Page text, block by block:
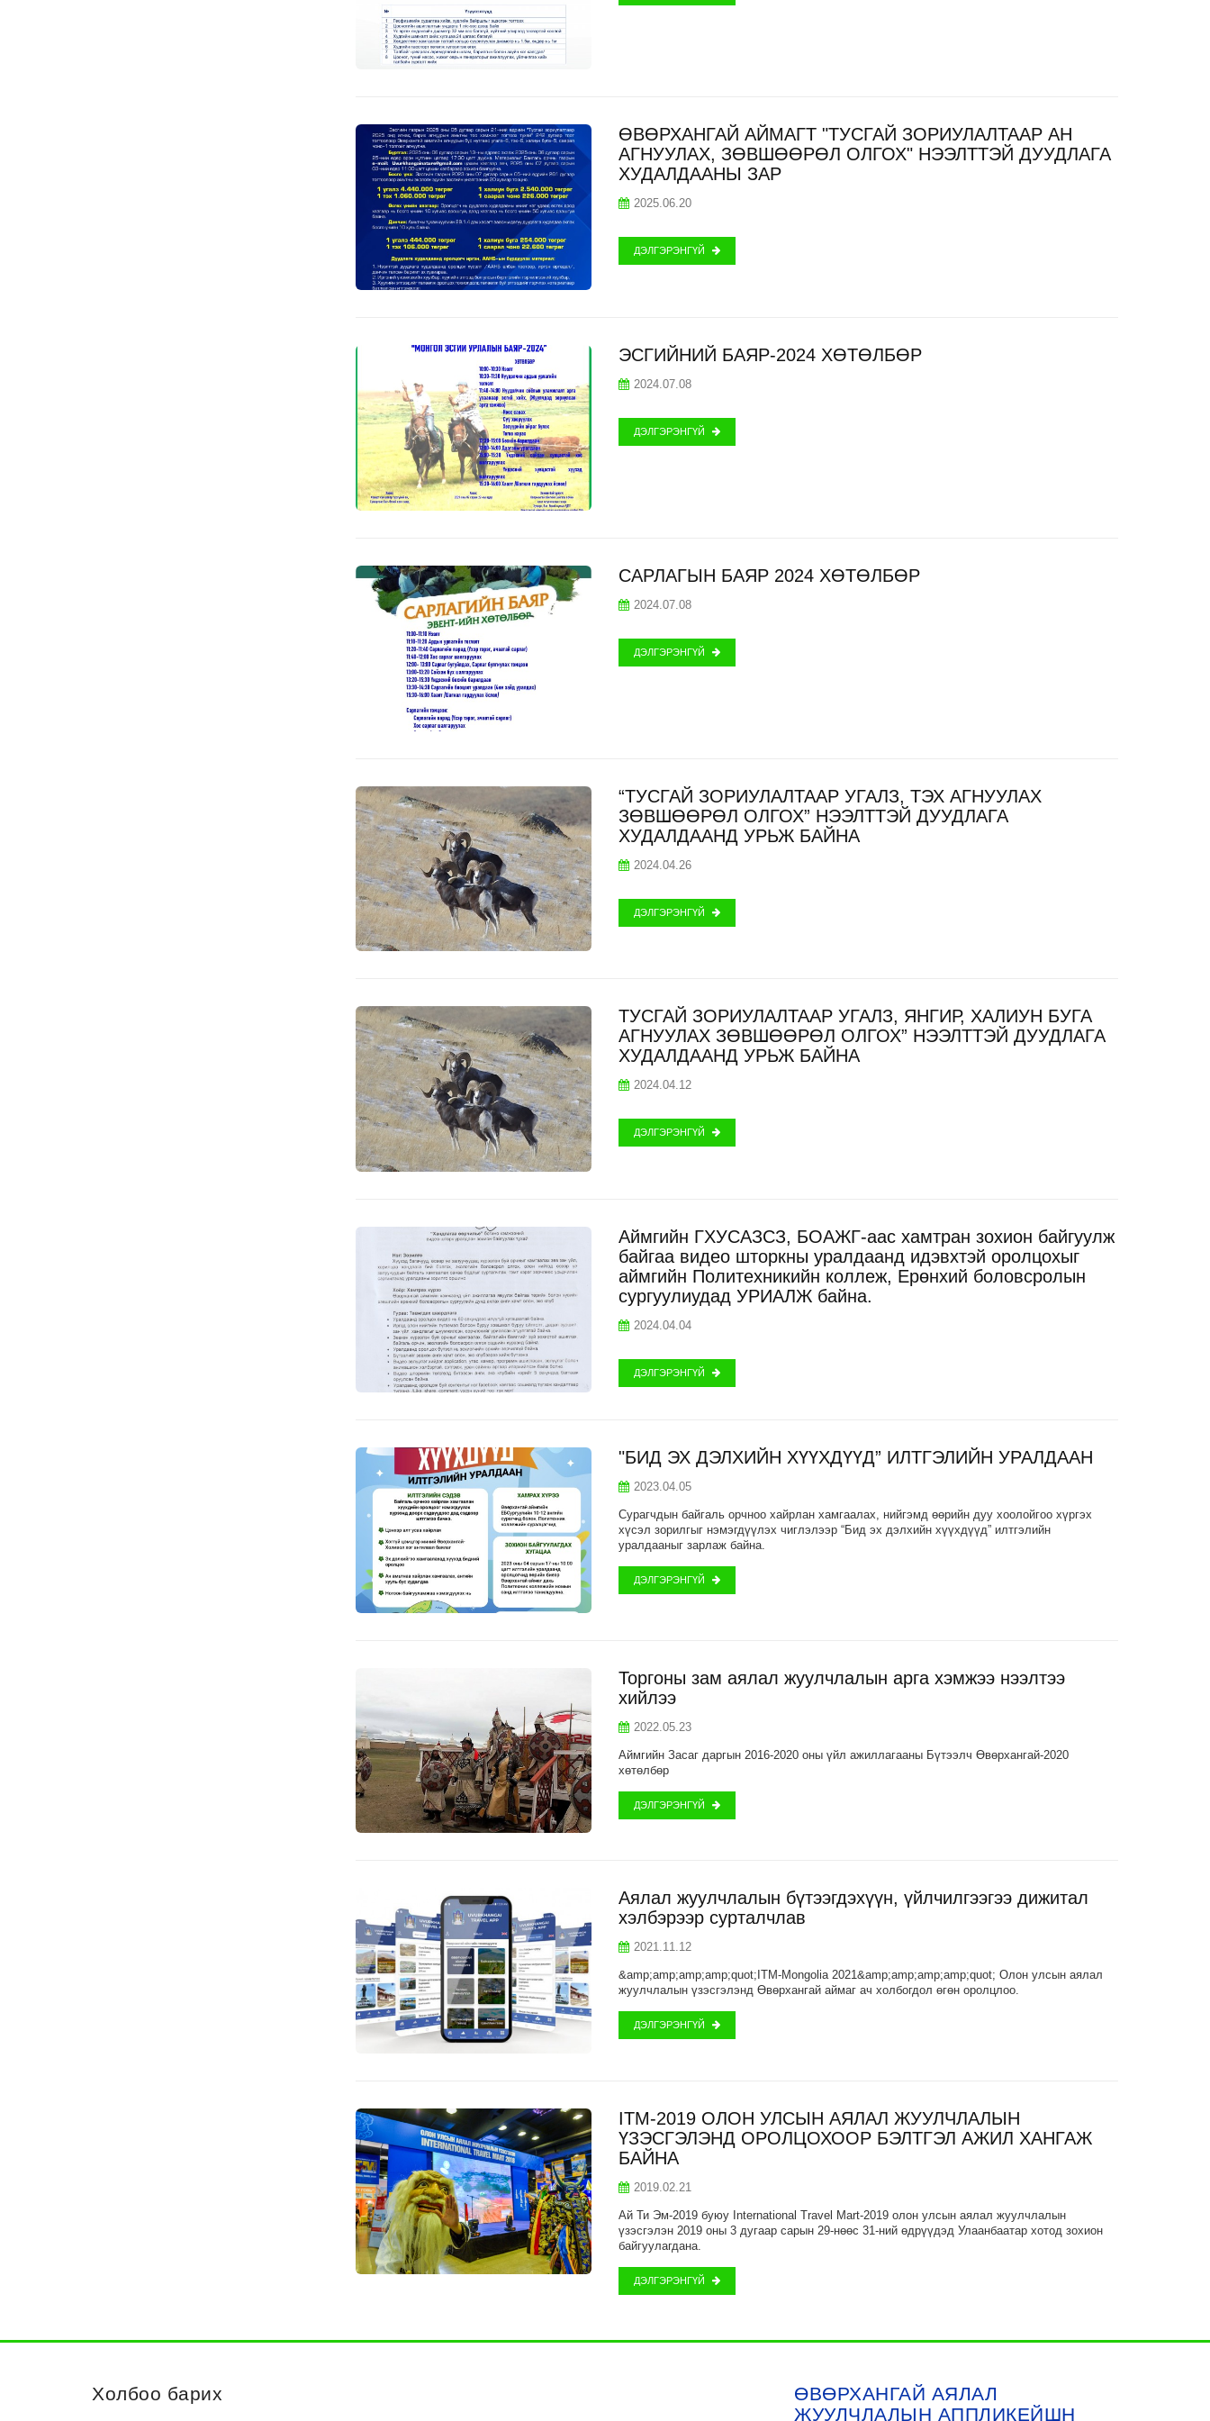
ӨВӨРХАНГАЙ АЙМАГТ "ТУСГАЙ ЗОРИУЛАЛТААР АН
АГНУУЛАХ, ЗӨВШӨӨРӨЛ ОЛГОХ" НЭЭЛТТЭЙ ДУУДЛАГА
ХУДАЛДААНЫ ЗАР
2025.06.20
ДЭЛГЭРЭНГҮЙ
ЭСГИЙНИЙ БАЯР-2024 ХӨТӨЛБӨР
2024.07.08
ДЭЛГЭРЭНГҮЙ
САРЛАГЫН БАЯР 2024 ХӨТӨЛБӨР
2024.07.08
ДЭЛГЭРЭНГҮЙ
“ТУСГАЙ ЗОРИУЛАЛТААР УГАЛЗ, ТЭХ АГНУУЛАХ
ЗӨВШӨӨРӨЛ ОЛГОХ” НЭЭЛТТЭЙ ДУУДЛАГА
ХУДАЛДААНД УРЬЖ БАЙНА
2024.04.26
ДЭЛГЭРЭНГҮЙ
ТУСГАЙ ЗОРИУЛАЛТААР УГАЛЗ, ЯНГИР, ХАЛИУН БУГА
АГНУУЛАХ ЗӨВШӨӨРӨЛ ОЛГОХ” НЭЭЛТТЭЙ ДУУДЛАГА
ХУДАЛДААНД УРЬЖ БАЙНА
2024.04.12
ДЭЛГЭРЭНГҮЙ
Аймгийн ГХУСАЗСЗ, БОАЖГ-аас хамтран зохион байгуулж
байгаа видео шторкны уралдаанд идэвхтэй оролцохыг
аймгийн Политехникийн коллеж, Ерөнхий боловсролын
сургуулиудад УРИАЛЖ байна.
2024.04.04
ДЭЛГЭРЭНГҮЙ
"БИД ЭХ ДЭЛХИЙН ХҮҮХДҮҮД” ИЛТГЭЛИЙН УРАЛДААН
2023.04.05
Сурагчдын байгаль орчноо хайрлан хамгаалах, нийгэмд өөрийн дуу хоолойгоо хүргэх
хүсэл зорилгыг нэмэгдүүлэх чиглэлээр “Бид эх дэлхийн хүүхдүүд” илтгэлийн
уралдааныг зарлаж байна.
ДЭЛГЭРЭНГҮЙ
Торгоны зам аялал жуулчлалын арга хэмжээ нээлтээ
хийлээ
2022.05.23
Аймгийн Засаг даргын 2016-2020 оны үйл ажиллагааны Бүтээлч Өвөрхангай-2020
хөтөлбөр
ДЭЛГЭРЭНГҮЙ
Аялал жуулчлалын бүтээгдэхүүн, үйлчилгээгээ дижитал
хэлбэрээр сурталчлав
2021.11.12
&amp;amp;amp;amp;quot;ITM-Mongolia 2021&amp;amp;amp;amp;quot; Олон улсын аялал
жуулчлалын үзэсгэлэнд Өвөрхангай аймаг ач холбогдол өгөн оролцлоо.
ДЭЛГЭРЭНГҮЙ
ITM-2019 ОЛОН УЛСЫН АЯЛАЛ ЖУУЛЧЛАЛЫН
ҮЗЭСГЭЛЭНД ОРОЛЦОХООР БЭЛТГЭЛ АЖИЛ ХАНГАЖ
БАЙНА
2019.02.21
Ай Ти Эм-2019 буюу International Travel Mart-2019 олон улсын аялал жуулчлалын
үзэсгэлэн 2019 оны 3 дугаар сарын 29-нөөс 31-ний өдрүүдэд Улаанбаатар хотод зохион
байгуулагдана.
ДЭЛГЭРЭНГҮЙ
Холбоо барих
ӨВӨРХАНГАЙ АЯЛАЛ
ЖУУЛЧЛАЛЫН АППЛИКЕЙШН